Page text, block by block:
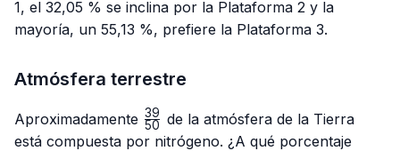
1, el 32,05 % se inclina por la Plataforma 2 y la
mayoría, un 55,13 %, prefiere la Plataforma 3.
Atmósfera terrestre
Aproximadamente \frac{39}
{50}
50
39 de la atmósfera de la Tierra
está compuesta por nitrógeno. ¿A qué porcentaje